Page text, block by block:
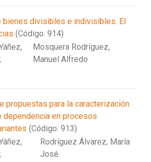
bienes divisibles e indivisibles. El
(Código: 914)
Mosquera Rodríguez,
Manuel Alfredo
propuestas para la caracterización
dependencia en procesos
(Código: 913)
Rodríguez Álvarez, María
José